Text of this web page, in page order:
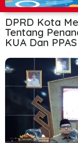
DPRD Kota
Tentang
KUA Dan PPAS